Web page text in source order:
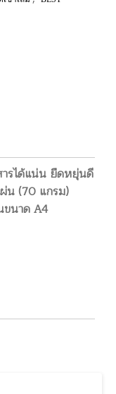
รได้แน่น ยืดหยุ่นดี
ผ่น (70 แกรม)
ขนาด A4